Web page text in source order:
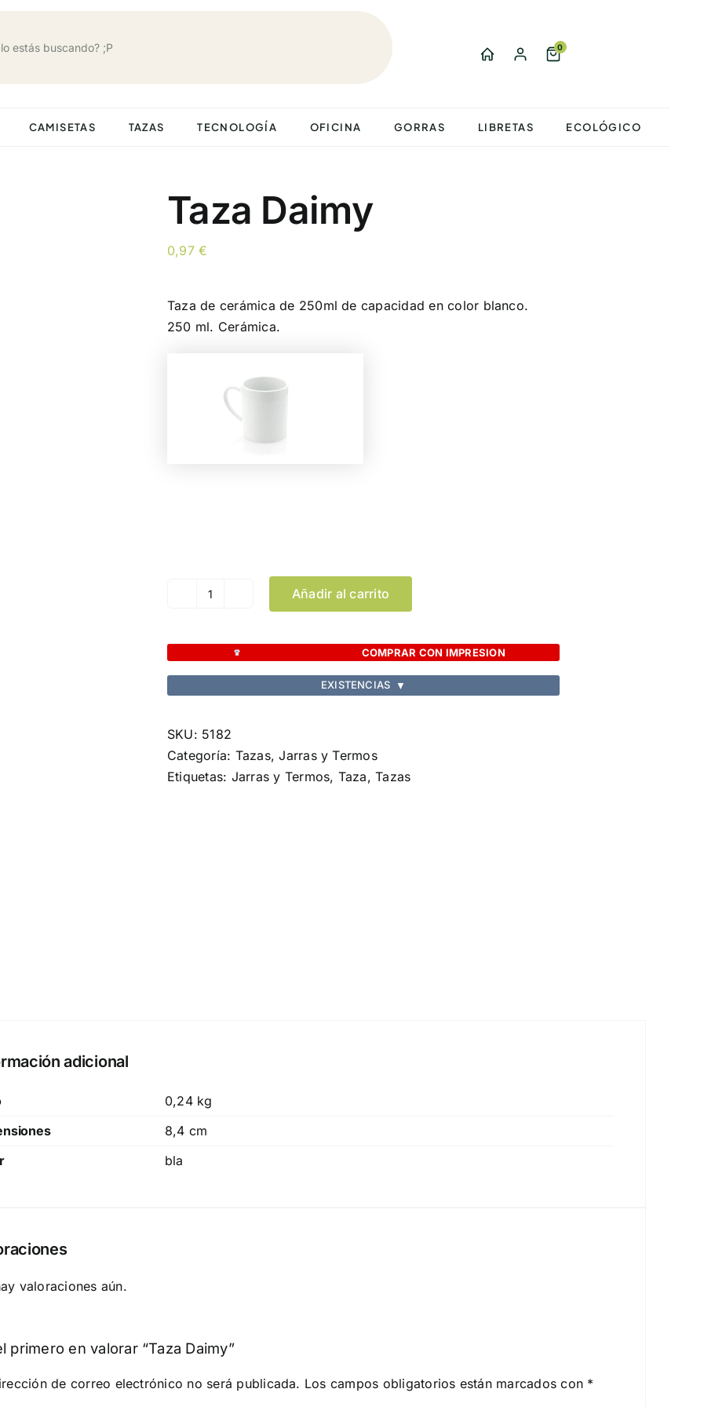
0
CAMISETAS TAZAS TECNOLOGÍA OFICINA GORRAS LIBRETAS ECOLÓGICO
Taza Daimy
0,97€
Taza de cerámica de 250ml de capacidad en color blanco.
250 ml. Cerámica.
Taza
cantidad
Añadir al carrito
COMPRAR CON IMPRESION
EXISTENCIAS ▼
SKU: 5182
Categoría: Tazas, Jarras y Termos
Etiquetas: Jarras y Termos, Taza,Tazas
adicional
0,24 kg
8,4 cm
bla
valoraciones aún.
primero en valorar “Taza Daimy”
de correo electrónico no será publicada. Los campos obligatorios están marcados con *